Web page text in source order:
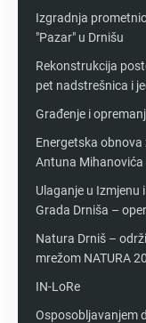
Izgradnja
"Pazar" u Drnišu
Rekonstrukcija
pet nadstrešnica i
Građenje i
Energetska obnova
Antuna Mihanovića
Ulaganje u
Grada Drniša –
Natura Drniš –
mrežom NATURA
IN-LoRe
Osposobljavanjem